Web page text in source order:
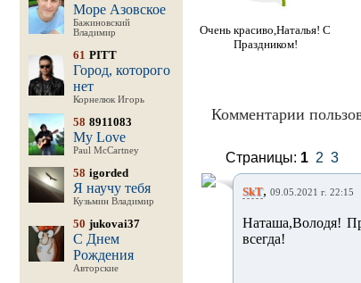
Море Азовское
Бажиновский
Владимир
61 PITT
Город, которого
нет
Корнелюк Игорь
58 8911083
My Love
Paul McCartney
58 igorded
Я научу тебя
Кузьмин Владимир
50 jukovai37
С Днем
Рождения
Авторские
Очень красиво,Наталья! С
Праздником!
Комментарии
Страницы: 1 2 3
SkT, 09.05.2021 г. 22:15
Наташа,Володя!
всегда!